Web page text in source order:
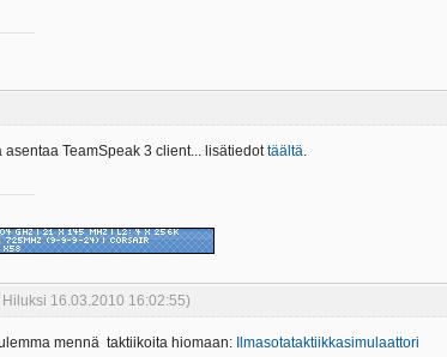
TeamSpeak 3 client... lisätiedottäältä.
16.03.2010 16:02:55)
mennä taktiikoita hiomaan: Ilmasotataktiikkasimulaattori